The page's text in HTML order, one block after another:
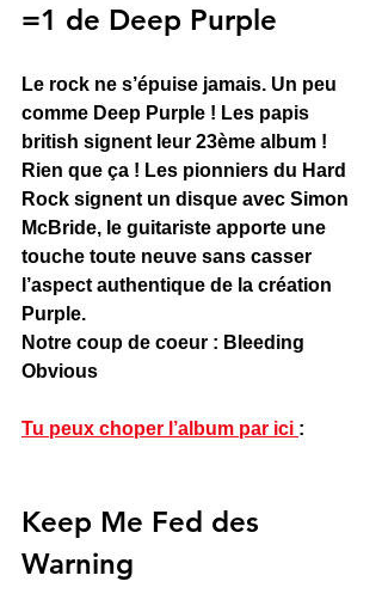
=1 de Deep Purple
Le rock ne s’épuise jamais. Un peu
comme Deep Purple ! Les papis
british signent leur 23ème album !
Rien que ça ! Les pionniers du Hard
Rock signent un disque avec Simon
McBride, le guitariste apporte une
touche toute neuve sans casser
l’aspect authentique de la création
Purple.
Notre coup de coeur : Bleeding
Obvious
Tu peux choper l’album par ici :
Keep Me Fed des
Warning